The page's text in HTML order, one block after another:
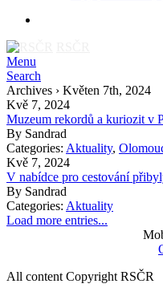
Menu
Search
Archives › Květen 7th, 2024
Kvě 7, 2024
Muzeum rekordů a kuriozit v
By Sandrad
Categories: Aktuality,
Kvě 7, 2024
V nabídce pro cestování
By Sandrad
Categories: Aktuality
Load more entries...
All content Copyright RSČR